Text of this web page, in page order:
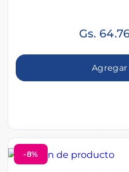
Gs.
-8%